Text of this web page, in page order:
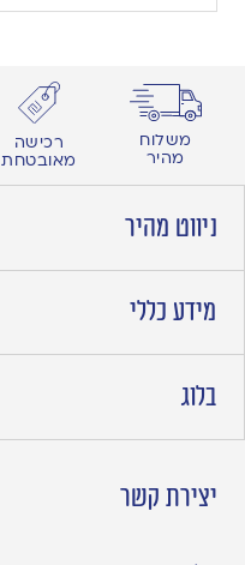
משלוח
מהיר
רכישה
מאובטחת
ניווט מהיר
מידע כללי
בלוג
יצירת קשר